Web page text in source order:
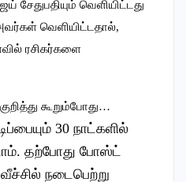
சேதுபதியும் வெளியிட்டது
வெளியிட்டதால்,
ரசிகர்களை
கூறும்போது…
30 நாட்களில்
தற்போது போஸ்ட்
நடைபெற்று